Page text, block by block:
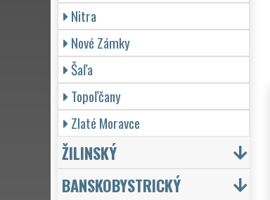
Nitra
Nové Zámky
Šaľa
Topoľčany
Zlaté Moravce
ŽILINSKÝ
BANSKOBYSTRICKÝ